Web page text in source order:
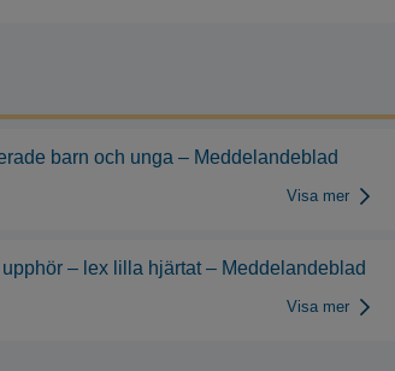
barn och unga – Meddelandeblad
Visa mer
– lex lilla hjärtat – Meddelandeblad
Visa mer